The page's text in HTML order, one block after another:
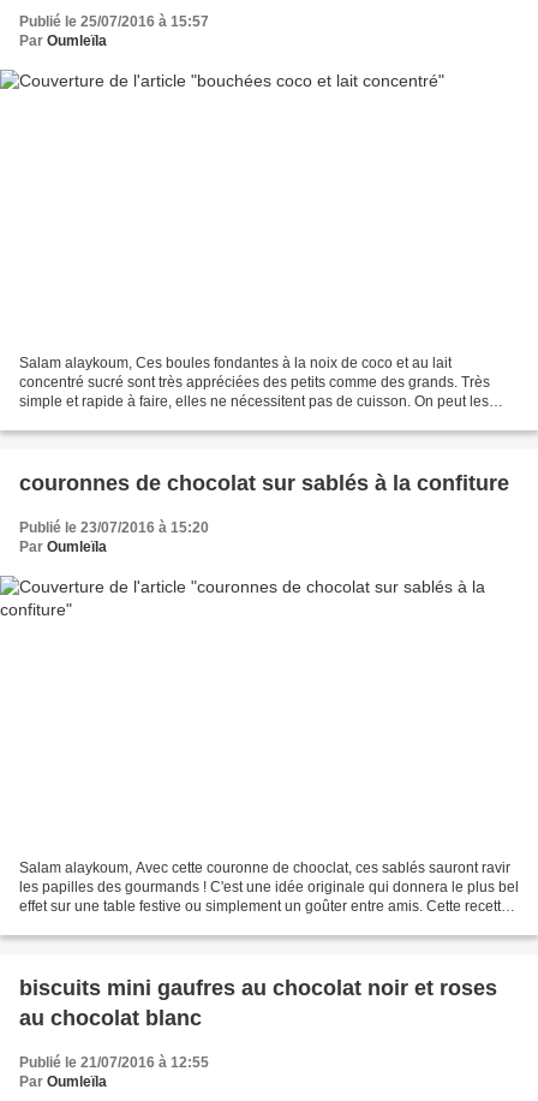
Publié le 25/07/2016 à 15:57
Par Oumleïla
Salam alaykoum, Ces boules fondantes à la noix de coco et au lait
concentré sucré sont très appréciées des petits comme des grands. Très
simple et rapide à faire, elles ne nécessitent pas de cuisson. On peut les
couronnes de chocolat sur sablés à la confiture
Publié le 23/07/2016 à 15:20
Par Oumleïla
Salam alaykoum, Avec cette couronne de chooclat, ces sablés sauront ravir
les papilles des gourmands ! C'est une idée originale qui donnera le plus bel
effet sur une table festive ou simplement un goûter entre amis. Cette recette
biscuits mini gaufres au chocolat noir et roses
au chocolat blanc
Publié le 21/07/2016 à 12:55
Par Oumleïla